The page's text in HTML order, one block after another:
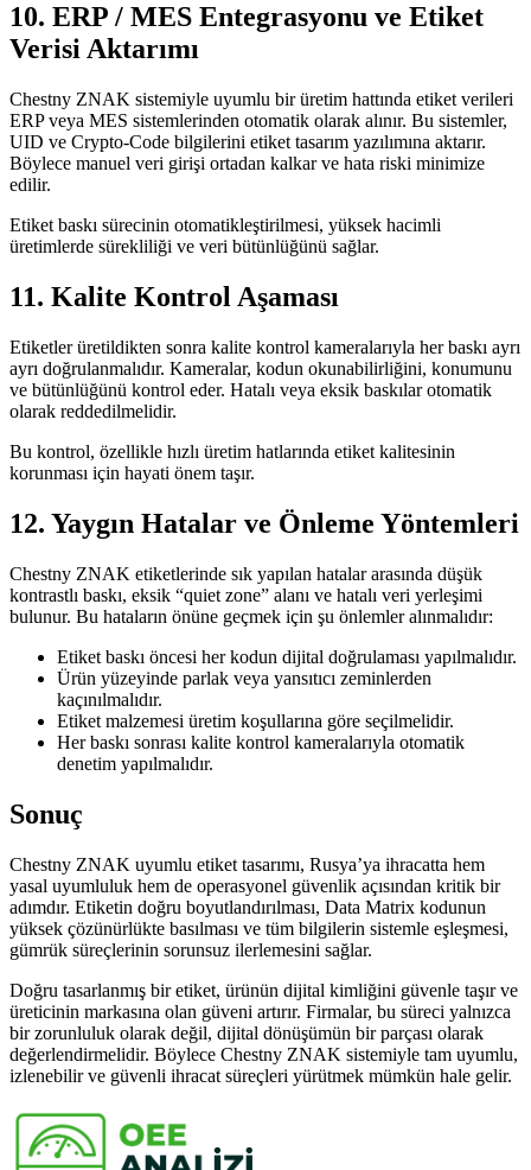
10. ERP / MES Entegrasyonu ve Etiket
Verisi Aktarımı
Chestny ZNAK sistemiyle uyumlu bir üretim hattında etiket verileri
ERP veya MES sistemlerinden otomatik olarak alınır. Bu sistemler,
UID ve Crypto-Code bilgilerini etiket tasarım yazılımına aktarır.
Böylece manuel veri girişi ortadan kalkar ve hata riski minimize
edilir.
Etiket baskı sürecinin otomatikleştirilmesi, yüksek hacimli
üretimlerde sürekliliği ve veri bütünlüğünü sağlar.
11. Kalite Kontrol Aşaması
Etiketler üretildikten sonra kalite kontrol kameralarıyla her baskı ayrı
ayrı doğrulanmalıdır. Kameralar, kodun okunabilirliğini, konumunu
ve bütünlüğünü kontrol eder. Hatalı veya eksik baskılar otomatik
olarak reddedilmelidir.
Bu kontrol, özellikle hızlı üretim hatlarında etiket kalitesinin
korunması için hayati önem taşır.
12. Yaygın Hatalar ve Önleme Yöntemleri
Chestny ZNAK etiketlerinde sık yapılan hatalar arasında düşük
kontrastlı baskı, eksik “quiet zone” alanı ve hatalı veri yerleşimi
bulunur. Bu hataların önüne geçmek için şu önlemler alınmalıdır:
Etiket baskı öncesi her kodun dijital doğrulaması yapılmalıdır.
Ürün yüzeyinde parlak veya yansıtıcı zeminlerden
kaçınılmalıdır.
Etiket malzemesi üretim koşullarına göre seçilmelidir.
Her baskı sonrası kalite kontrol kameralarıyla otomatik
denetim yapılmalıdır.
Sonuç
Chestny ZNAK uyumlu etiket tasarımı, Rusya’ya ihracatta hem
yasal uyumluluk hem de operasyonel güvenlik açısından kritik bir
adımdır. Etiketin doğru boyutlandırılması, Data Matrix kodunun
yüksek çözünürlükte basılması ve tüm bilgilerin sistemle eşleşmesi,
gümrük süreçlerinin sorunsuz ilerlemesini sağlar.
Doğru tasarlanmış bir etiket, ürünün dijital kimliğini güvenle taşır ve
üreticinin markasına olan güveni artırır. Firmalar, bu süreci yalnızca
bir zorunluluk olarak değil, dijital dönüşümün bir parçası olarak
değerlendirmelidir. Böylece Chestny ZNAK sistemiyle tam uyumlu,
izlenebilir ve güvenli ihracat süreçleri yürütmek mümkün hale gelir.